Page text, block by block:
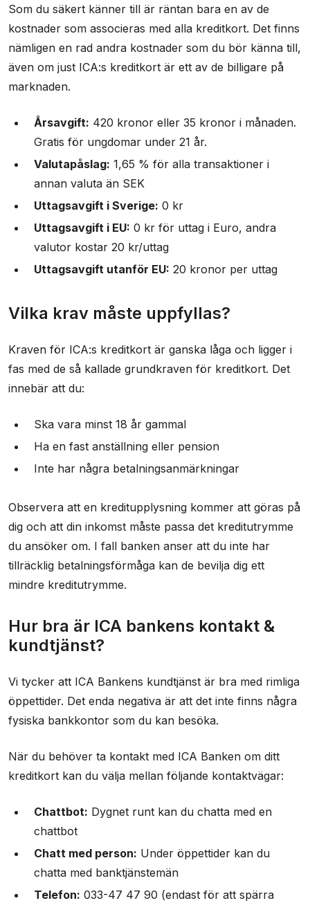
Som du säkert känner till är räntan bara en av de
kostnader som associeras med alla kreditkort. Det finns
nämligen en rad andra kostnader som du bör känna till,
även om just ICA:s kreditkort är ett av de billigare på
marknaden.
Årsavgift: 420 kronor eller 35 kronor i månaden.
Gratis för ungdomar under 21 år.
Valutapåslag: 1,65 % för alla transaktioner i
annan valuta än SEK
Uttagsavgift i Sverige: 0 kr
Uttagsavgift i EU: 0 kr för uttag i Euro, andra
valutor kostar 20 kr/uttag
Uttagsavgift utanför EU: 20 kronor per uttag
Vilka krav måste uppfyllas?
Kraven för ICA:s kreditkort är ganska låga och ligger i
fas med de så kallade grundkraven för kreditkort. Det
innebär att du:
Ska vara minst 18 år gammal
Ha en fast anställning eller pension
Inte har några betalningsanmärkningar
Observera att en kreditupplysning kommer att göras på
dig och att din inkomst måste passa det kreditutrymme
du ansöker om. I fall banken anser att du inte har
tillräcklig betalningsförmåga kan de bevilja dig ett
mindre kreditutrymme.
Hur bra är ICA bankens kontakt &
kundtjänst?
Vi tycker att ICA Bankens kundtjänst är bra med rimliga
öppettider. Det enda negativa är att det inte finns några
fysiska bankkontor som du kan besöka.
När du behöver ta kontakt med ICA Banken om ditt
kreditkort kan du välja mellan följande kontaktvägar:
Chattbot: Dygnet runt kan du chatta med en
chattbot
Chatt med person: Under öppettider kan du
chatta med banktjänstemän
Telefon: 033-47 47 90 (endast för att spärra